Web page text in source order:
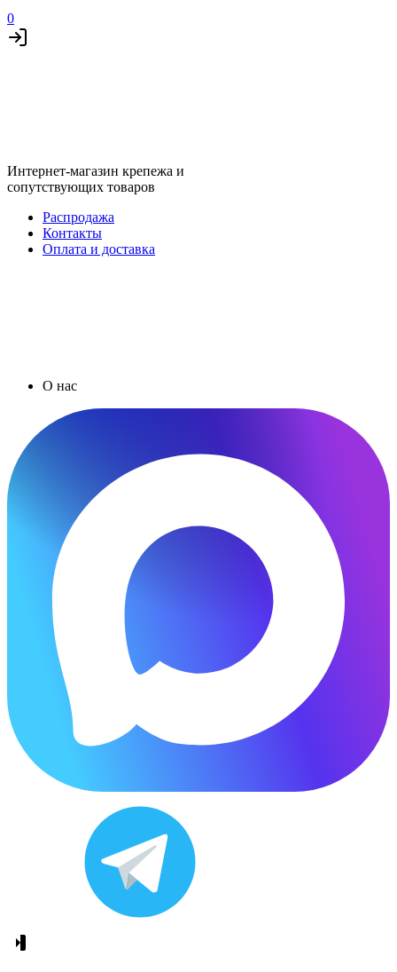
0
Интернет-магазин крепежа и
сопутствующих товаров
Распродажа
Контакты
Оплата и доставка
О нас